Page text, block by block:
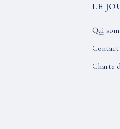
LE
Qui
Contact
Charte